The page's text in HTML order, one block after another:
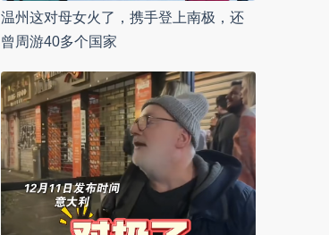
温州这对母女火了，携手登上南极，还
曾周游40多个国家